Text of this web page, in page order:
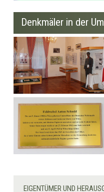
Denkmäler in der
Traditionsraum
Personenbezogenes
Denkmal
EIGENTÜMER UND